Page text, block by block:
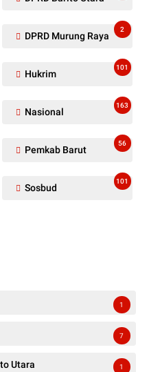
DPRD Murung Raya
2
Hukrim
101
Nasional
163
Pemkab Barut
56
Sosbud
101
1
7
Utara 1